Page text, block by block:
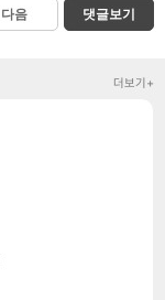
다음 댓글보기
더보기+